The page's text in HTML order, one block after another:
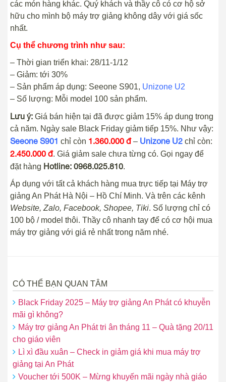
các món hàng khác. Quý khách và thầy cô có cơ hộ sở
hữu cho mình bộ máy trợ giảng không dây với giá sốc
nhất.
Cụ thể chương trình như sau:
– Thời gian triển khai: 28/11-1/12
– Giảm: tới 30%
– Sản phẩm áp dụng: Seeone S901, Unizone U2
– Số lượng: Mỗi model 100 sản phẩm.
Lưu ý: Giá bán hiện tại đã được giảm 15% áp dung trong
cả năm. Ngày sale Black Friday giảm tiếp 15%. Như vậy:
Seeone S901 chỉ còn 1.360.000 đ– Unizone U2 chỉ còn:
2.450.000 đ. Giá giảm sale chưa từng có. Gọi ngay để
đặt hàng Hotline: 0968.025.810.
Áp dụng với tất cả khách hàng mua trực tiếp tại Máy trợ
giảng An Phát Hà Nội – Hồ Chí Minh. Và trên các kênh
Website, Zalo, Facebook, Shopee, Tiki. Số lượng chỉ có
100 bộ / model thôi. Thầy cô nhanh tay để có cơ hội mua
máy trợ giảng với giá rẻ nhất trong năm nhé.
CÓ THỂ BẠN QUAN TÂM
Black Friday 2025 – Máy trợ giảng An Phát có khuyễn
mãi gì không?
Máy trợ giảng An Phát tri ân tháng 11 – Quà tặng 20/11
cho giáo viên
Lì xì đầu xuân – Check in giảm giá khi mua máy trợ
giảng tại An Phát
Voucher tới 500K – Mừng khuyến mãi ngày nhà giáo